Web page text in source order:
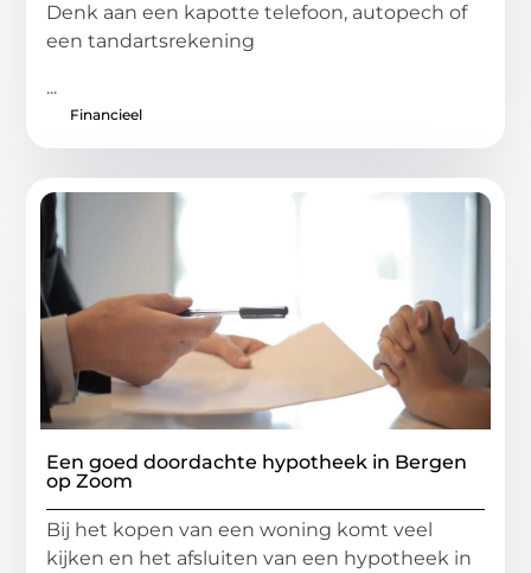
Denk aan een kapotte telefoon, autopech of
een tandartsrekening
...
Financieel
Een goed doordachte hypotheek in Bergen
op Zoom
Bij het kopen van een woning komt veel
kijken en het afsluiten van een hypotheek in